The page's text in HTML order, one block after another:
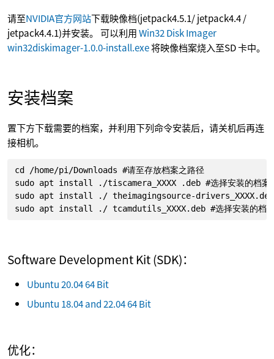
请至NVIDIA官方网站下载映像档(jetpack4.5.1/ jetpack4.4 /
jetpack4.4.1)并安装。 可以利用Win32 Disk Imager
win32diskimager-1.0.0-install.exe将映像档案烧入至SD 卡中。
安装档案
置下方下载需要的档案，并利用下列命令安装后，请关机后再连
接相机。
cd /home/pi/Downloads #请至存放档案之路径
sudo apt install ./tiscamera_XXXX .deb #选择安装的档案
sudo apt install ./ theimagingsource-drivers_XXXX.deb
sudo apt install ./ tcamdutils_XXXX.deb #选择安装的档
Software Development Kit (SDK)：
Ubuntu 20.04 64 Bit
Ubuntu 18.04 and 22.04 64 Bit
优化：